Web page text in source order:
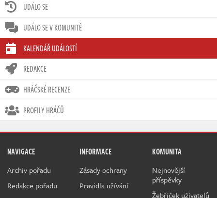
UDÁLO SE
UDÁLO SE V KOMUNITĚ
KALENDÁŘ UDÁLOSTÍ
REDAKCE
HRÁČSKÉ RECENZE
PROFILY HRÁČŮ
NAVIGACE
Archiv pořadu
Redakce pořadu
INFORMACE
Zásady ochrany
Pravidla užívání
KOMUNITA
Nejnovější
příspěvky
Žebříček uživatelů